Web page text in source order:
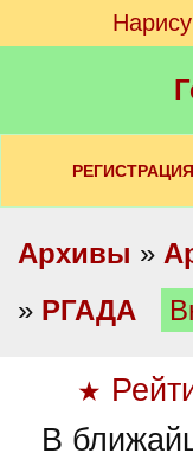
РЕГИСТРАЦИЯ
Архивы »
» РГАДА
★
В